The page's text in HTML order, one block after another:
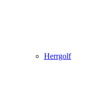
Herrgolf